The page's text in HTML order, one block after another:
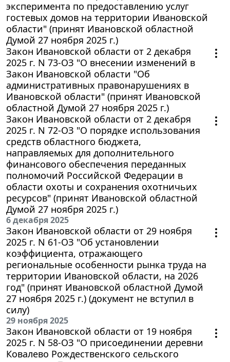
эксперимента по предоставлению услуг
гостевых домов на территории Ивановской
области" (принят Ивановской областной
Думой 27 ноября 2025 г.)
Закон Ивановской области от 2 декабря
2025 г. N 73-ОЗ "О внесении изменений в
Закон Ивановской области "Об
административных правонарушениях в
Ивановской области" (принят Ивановской
областной Думой 27 ноября 2025 г.)
Закон Ивановской области от 2 декабря
2025 г. N 72-ОЗ "О порядке использования
средств областного бюджета,
направляемых для дополнительного
финансового обеспечения переданных
полномочий Российской Федерации в
области охоты и сохранения охотничьих
ресурсов" (принят Ивановской областной
Думой 27 ноября 2025 г.)
6 декабря 2025
Закон Ивановской области от 29 ноября
2025 г. N 61-ОЗ "Об установлении
коэффициента, отражающего
региональные особенности рынка труда на
территории Ивановской области, на 2026
год" (принят Ивановской областной Думой
27 ноября 2025 г.) (документ не вступил в
силу)
29 ноября 2025
Закон Ивановской области от 19 ноября
2025 г. N 58-ОЗ "О присоединении деревни
Ковалево Рождественского сельского